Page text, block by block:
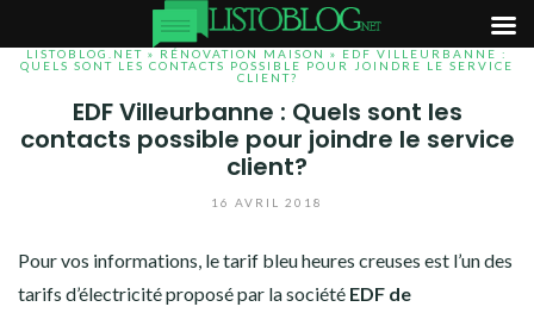
Aller
contenu
LISTOBLOG.NET » RÉNOVATION MAISON » EDF VILLEURBANNE :
QUELS SONT LES CONTACTS POSSIBLE POUR JOINDRE LE SERVICE
CLIENT?
EDF Villeurbanne : Quels sont les
contacts possible pour joindre le service
client?
16 AVRIL 2018
Pour vos informations, le tarif bleu heures creuses est l’un des
tarifs d’électricité proposé par la société EDF de